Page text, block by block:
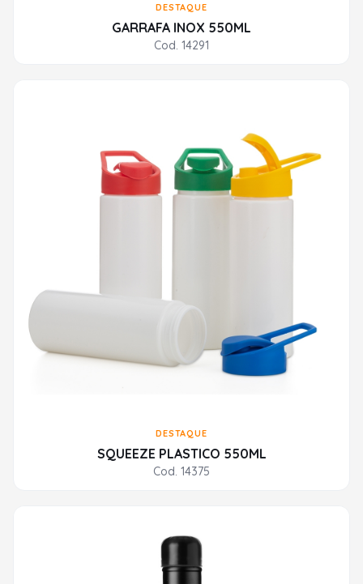
DESTAQUE
GARRAFA INOX 550ML
Cod. 14291
DESTAQUE
SQUEEZE PLASTICO 550ML
Cod. 14375